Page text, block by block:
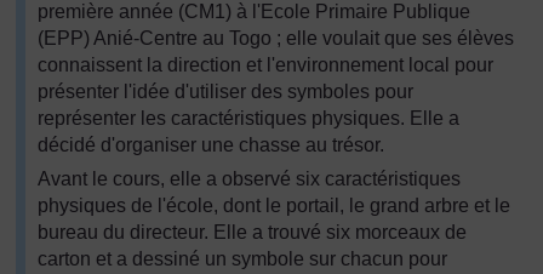
première année (CM1) à l'Ecole Primaire Publique
(EPP) Anié-Centre au Togo ; elle voulait que ses élèves
connaissent la direction et l'environnement local pour
présenter l'idée d'utiliser des symboles pour
représenter les caractéristiques physiques. Elle a
décidé d'organiser une chasse au trésor.
Avant le cours, elle a observé six caractéristiques
physiques de l'école, dont le portail, le grand arbre et le
bureau du directeur. Elle a trouvé six morceaux de
carton et a dessiné un symbole sur chacun pour